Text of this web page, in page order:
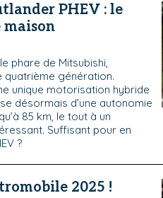
PHEV : le
phare de Mitsubishi,
quatrième génération.
unique motorisation hybride
désormais d’une autonomie
85 km, le tout à un
Suffisant pour en
?
2025 !